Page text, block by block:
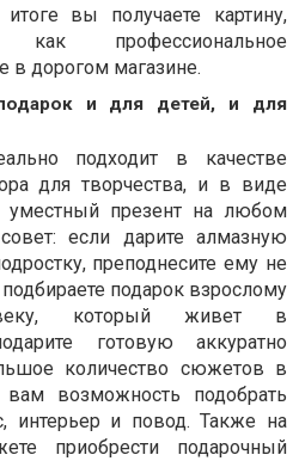
вы получаете картину,
как профессиональное
в дорогом магазине.
и для детей, и для
подходит в качестве
для творчества, и в виде
уместный презент на любом
если дарите алмазную
преподнесите ему не
подарок взрослому
который живет в
готовую аккуратно
количество сюжетов в
вам возможность подобрать
интерьер и повод. Также на
приобрести подарочный